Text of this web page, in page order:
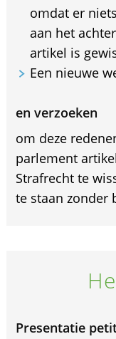
omdat er
aan het
artikel is
Een nieuwe
en verzoeken
om deze
parlement
Strafrecht te
te staan zonder
Presentatie